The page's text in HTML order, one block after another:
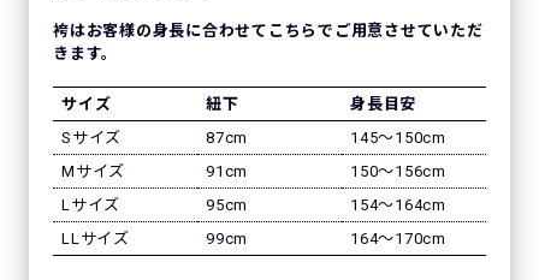
袴はお客様の身長に合わせてこちらでご用意させていただ
きます。
サイズ 紐下
身長目安
Sサイズ
87cm
145〜150cm
Mサイズ
91cm
150〜156cm
Lサイズ
95cm
154〜164cm
LLサイズ
99cm 164〜170cm